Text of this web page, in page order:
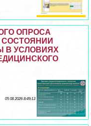
ОПРОСА
В УСЛОВИЯХ
05 08 2026 8:49:13